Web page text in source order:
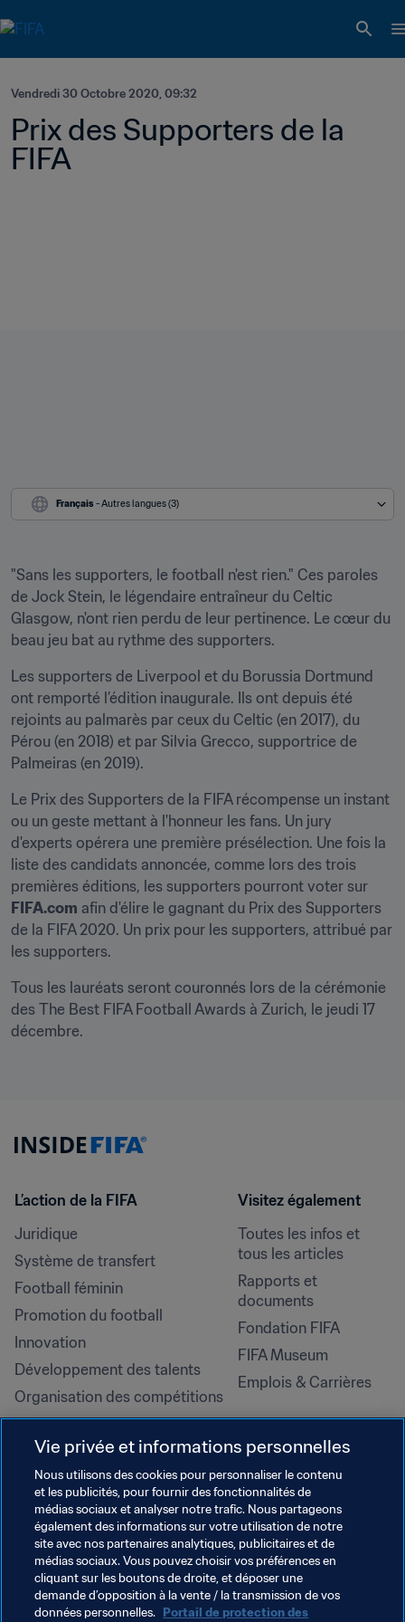
Vendredi 30 Octobre 2020, 09:32
Prix des Supporters de la
FIFA
Français - Autres langues (3)
"Sans les supporters, le football n'est rien." Ces paroles
de Jock Stein, le légendaire entraîneur du Celtic
Glasgow, n'ont rien perdu de leur pertinence. Le cœur du
beau jeu bat au rythme des supporters.
Les supporters de Liverpool et du Borussia Dortmund
ont remporté l’édition inaugurale. Ils ont depuis été
rejoints au palmarès par ceux du Celtic (en 2017), du
Pérou (en 2018) et par Silvia Grecco, supportrice de
Palmeiras (en 2019).
Le Prix des Supporters de la FIFA récompense un instant
ou un geste mettant à l'honneur les fans. Un jury
d'experts opérera une première présélection. Une fois la
liste des candidats annoncée, comme lors des trois
FIFA.com afin d'élire le gagnant du Prix des Supporters
de la FIFA 2020. Un prix pour les supporters, attribué par
les supporters.
Tous les lauréats seront couronnés lors de la cérémonie
des The Best FIFA Football Awards à Zurich, le jeudi 17
décembre.
L’action de la FIFA
Juridique
Système de transfert
Football féminin
Promotion du football
Innovation
Développement des talents
Organisation des compétitions
Développement durable
Droits de l'homme et lutte contre
la discrimination
Santé et médical
Initiatives en matière de
formation
Visitez également
Toutes les infos et
tous les articles
Rapports et
documents
Fondation FIFA
FIFA Museum
Emplois & Carrières
Vie privée et informations personnelles
Nous utilisons des cookies pour personnaliser le contenu
et les publicités, pour fournir des fonctionnalités de
médias sociaux et analyser notre trafic. Nous partageons
également des informations sur votre utilisation de notre
site avec nos partenaires analytiques, publicitaires et de
médias sociaux. Vous pouvez choisir vos préférences en
cliquant sur les boutons de droite, et déposer une
demande d’opposition à la vente / la transmission de vos
données personnelles. Portail de protection des